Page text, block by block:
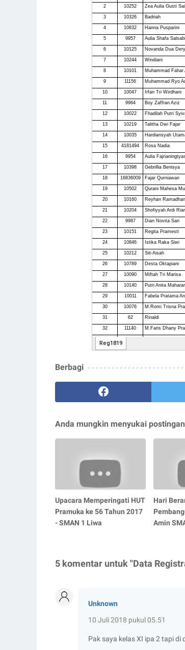
Berbagi
Anda mungkin menyukai
Upacara Memperingati HUT
Pramuka ke 56 Tahun 2017
- SMAN 1 Liwa
Hari
Amin
5 komentar untuk "Data
Unknown
10 Juli 2018 pukul 05.51
Pak saya kelas XI ipa 2 tapi di